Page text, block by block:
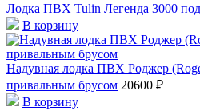
Лодка ПВХ Tulin Легенда 3000
В корзину
Надувная лодка ПВХ Роджер
привальным брусом 20600 ₽
В корзину